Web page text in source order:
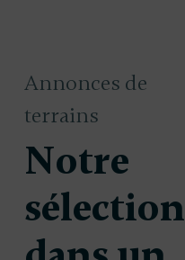
Annonces de
terrains
Notre
sélection